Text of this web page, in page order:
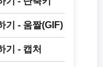
기 - 움짤(GIF)
기 - 캡처